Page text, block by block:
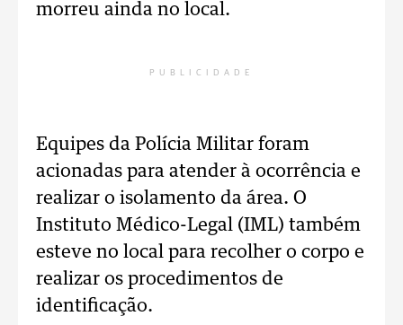
morreu ainda no local.
PUBLICIDADE
Equipes da Polícia Militar foram
acionadas para atender à ocorrência e
realizar o isolamento da área. O
Instituto Médico-Legal (IML) também
esteve no local para recolher o corpo e
realizar os procedimentos de
identificação.